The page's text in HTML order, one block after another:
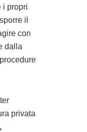
i propri
il
con
dalla
privata